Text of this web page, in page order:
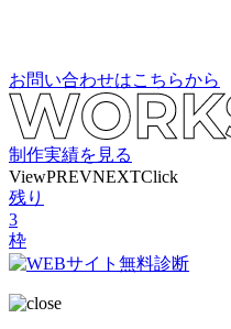
お問い合わせはこちらから
制作実績を見る
ViewPREVNEXTClick
残り
3
枠